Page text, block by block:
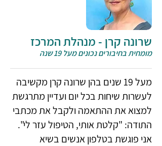
שרונה קרן - מנהלת המרכז
מומחית בחיבורים נכונים מעל 19 שנה
מעל 19 שנים בהן שרונה קרן מקשיבה
לעשרות שיחות בכל יום ועדיין מתרגשת
למצוא את ההתאמה ולקבל את מכתבי
התודה: "קלטת אותי, הטיפול עזר לי".
אני פוגשת בטלפון אנשים בשיא